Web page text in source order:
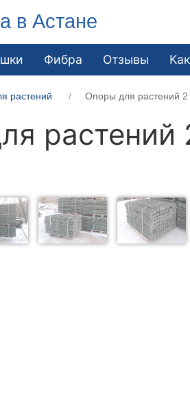
в Астане
Фибра Отзывы
растений Опоры для растений 2
растений